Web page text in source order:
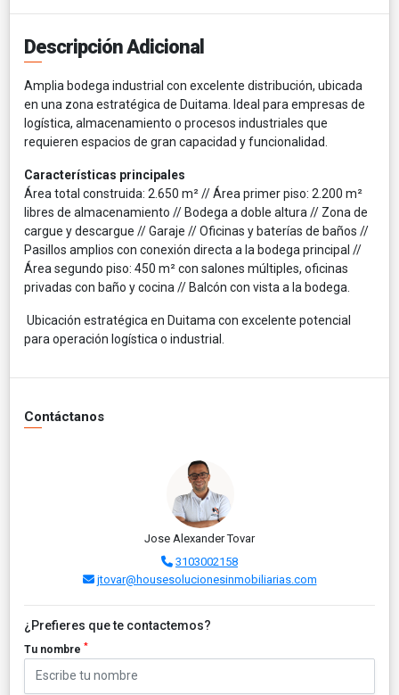
Descripción Adicional
Amplia bodega industrial con excelente distribución, ubicada
en una zona estratégica de Duitama. Ideal para empresas de
logística, almacenamiento o procesos industriales que
requieren espacios de gran capacidad y funcionalidad.
Características principales
Área total construida: 2.650 m² // Área primer piso: 2.200 m²
libres de almacenamiento // Bodega a doble altura // Zona de
cargue y descargue // Garaje // Oficinas y baterías de baños //
Pasillos amplios con conexión directa a la bodega principal //
Área segundo piso: 450 m² con salones múltiples, oficinas
privadas con baño y cocina // Balcón con vista a la bodega.
Ubicación estratégica en Duitama con excelente potencial
para operación logística o industrial.
Contáctanos
Jose Alexander Tovar
3103002158
jtovar@housesolucionesinmobiliarias.com
¿Prefieres que te contactemos?
Tu nombre *